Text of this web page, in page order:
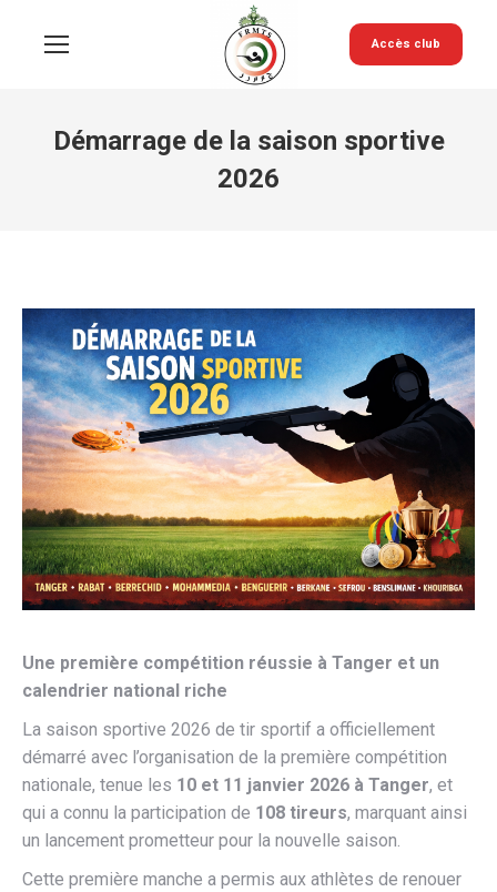
Accès club
Démarrage de la saison sportive
2026
Une première compétition réussie à Tanger et un
calendrier national riche
La saison sportive 2026 de tir sportif a officiellement
démarré avec l’organisation de la première compétition
nationale, tenue les 10 et 11 janvier 2026 à Tanger, et
qui a connu la participation de 108 tireurs, marquant ainsi
un lancement prometteur pour la nouvelle saison.
Cette première manche a permis aux athlètes de renouer